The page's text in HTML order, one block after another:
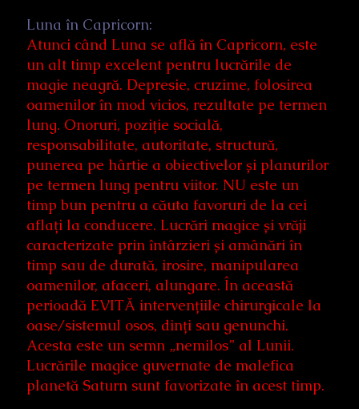
Luna în Capricorn:
Atunci când Luna se află în Capricorn, este
un alt timp excelent pentru lucrările de
magie neagră. Depresie, cruzime, folosirea
oamenilor în mod vicios, rezultate pe termen
lung. Onoruri, poziție socială,
responsabilitate, autoritate, structură,
punerea pe hârtie a obiectivelor și planurilor
pe termen lung pentru viitor. NU este un
timp bun pentru a căuta favoruri de la cei
aflați la conducere. Lucrări magice și vrăji
caracterizate prin întârzieri și amânări în
timp sau de durată, irosire, manipularea
oamenilor, afaceri, alungare. În această
perioadă EVITĂ intervențiile chirurgicale la
oase/sistemul osos, dinți sau genunchi.
Acesta este un semn „nemilos” al Lunii.
Lucrările magice guvernate de malefica
planetă Saturn sunt favorizate în acest timp.